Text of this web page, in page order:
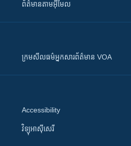
ព័ត៌មាន​តាម​អ៊ីមែល
ក្រម​​​សីលធម៌​​​អ្នក​​​សារព័ត៌មាន VOA
Accessibility
វិទ្យុ​អាស៊ី​សេរី